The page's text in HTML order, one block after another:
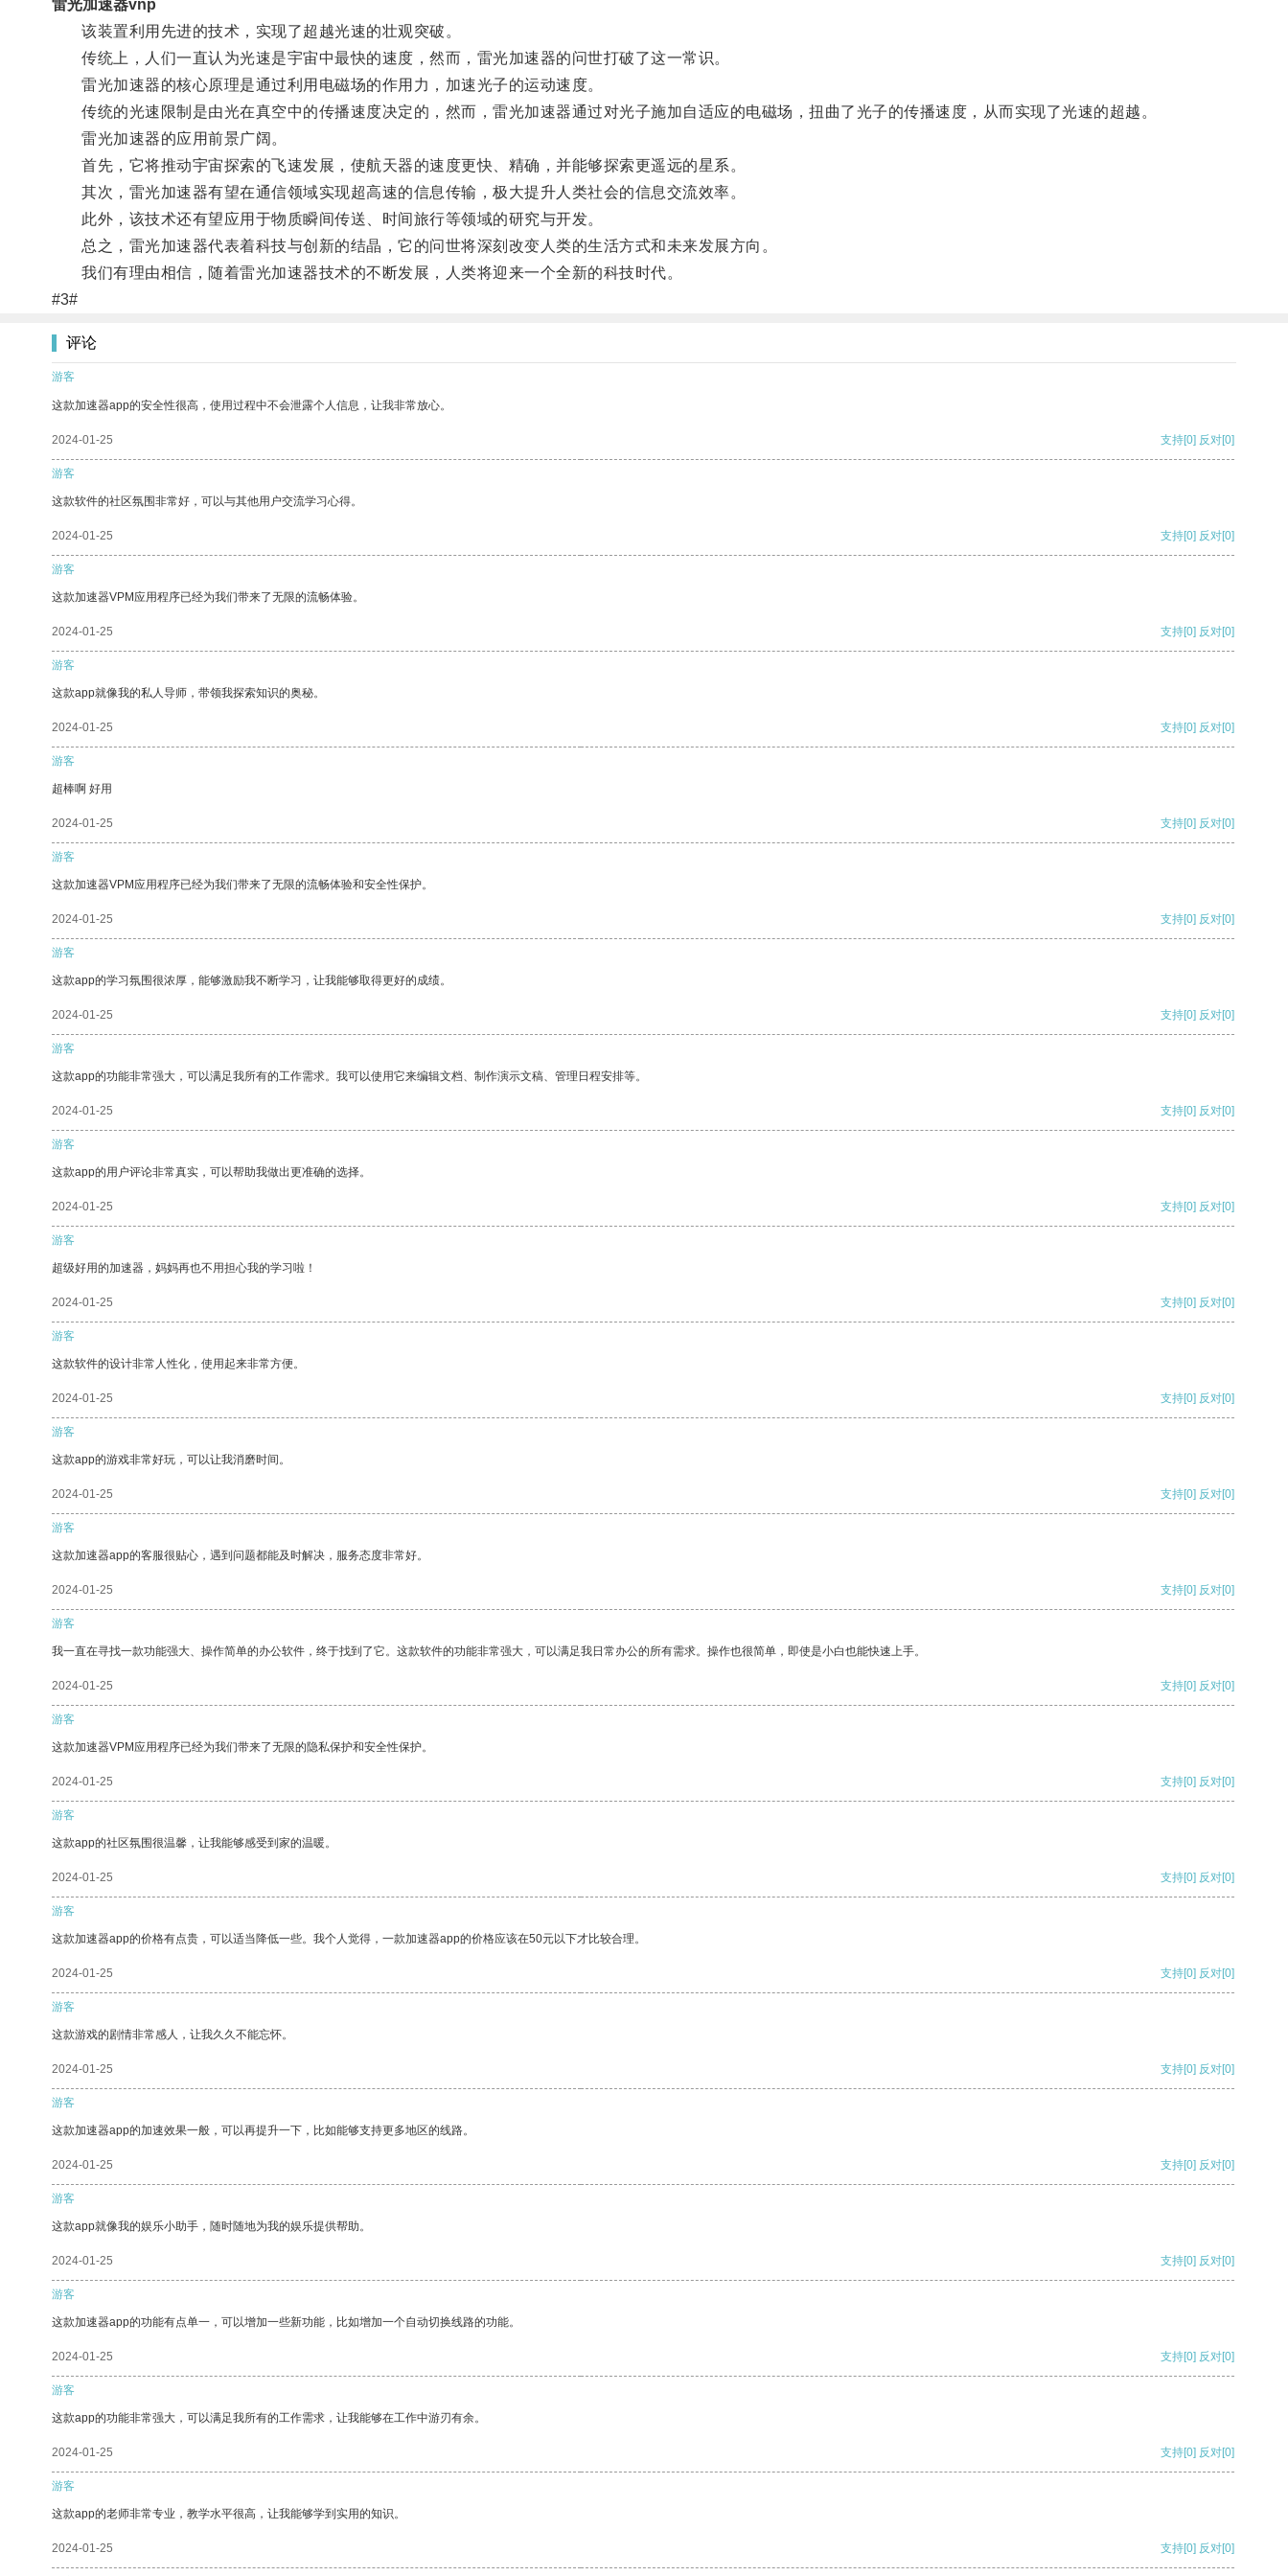
雷光加速器vnp
该装置利用先进的技术，实现了超越光速的壮观突破。
传统上，人们一直认为光速是宇宙中最快的速度，然而，雷光加速器的问世打破了这一常识。
雷光加速器的核心原理是通过利用电磁场的作用力，加速光子的运动速度。
传统的光速限制是由光在真空中的传播速度决定的，然而，雷光加速器通过对光子施加自适应的电磁场，扭曲了光子的传播速度，从而实现了光速的超越。
雷光加速器的应用前景广阔。
首先，它将推动宇宙探索的飞速发展，使航天器的速度更快、精确，并能够探索更遥远的星系。
其次，雷光加速器有望在通信领域实现超高速的信息传输，极大提升人类社会的信息交流效率。
此外，该技术还有望应用于物质瞬间传送、时间旅行等领域的研究与开发。
总之，雷光加速器代表着科技与创新的结晶，它的问世将深刻改变人类的生活方式和未来发展方向。
我们有理由相信，随着雷光加速器技术的不断发展，人类将迎来一个全新的科技时代。
#3#
评论
游客
这款加速器app的安全性很高，使用过程中不会泄露个人信息，让我非常放心。
2024-01-25 支持[0] 反对[0]
游客
这款软件的社区氛围非常好，可以与其他用户交流学习心得。
2024-01-25 支持[0] 反对[0]
游客
这款加速器VPM应用程序已经为我们带来了无限的流畅体验。
2024-01-25 支持[0] 反对[0]
游客
这款app就像我的私人导师，带领我探索知识的奥秘。
2024-01-25 支持[0] 反对[0]
游客
超棒啊 好用
2024-01-25 支持[0] 反对[0]
游客
这款加速器VPM应用程序已经为我们带来了无限的流畅体验和安全性保护。
2024-01-25 支持[0] 反对[0]
游客
这款app的学习氛围很浓厚，能够激励我不断学习，让我能够取得更好的成绩。
2024-01-25 支持[0] 反对[0]
游客
这款app的功能非常强大，可以满足我所有的工作需求。我可以使用它来编辑文档、制作演示文稿、管理日程安排等。
2024-01-25 支持[0] 反对[0]
游客
这款app的用户评论非常真实，可以帮助我做出更准确的选择。
2024-01-25 支持[0] 反对[0]
游客
超级好用的加速器，妈妈再也不用担心我的学习啦！
2024-01-25 支持[0] 反对[0]
游客
这款软件的设计非常人性化，使用起来非常方便。
2024-01-25 支持[0] 反对[0]
游客
这款app的游戏非常好玩，可以让我消磨时间。
2024-01-25 支持[0] 反对[0]
游客
这款加速器app的客服很贴心，遇到问题都能及时解决，服务态度非常好。
2024-01-25 支持[0] 反对[0]
游客
我一直在寻找一款功能强大、操作简单的办公软件，终于找到了它。这款软件的功能非常强大，可以满足我日常办公的所有需求。操作也很简单，即使是小白也能快速上手。
2024-01-25 支持[0] 反对[0]
游客
这款加速器VPM应用程序已经为我们带来了无限的隐私保护和安全性保护。
2024-01-25 支持[0] 反对[0]
游客
这款app的社区氛围很温馨，让我能够感受到家的温暖。
2024-01-25 支持[0] 反对[0]
游客
这款加速器app的价格有点贵，可以适当降低一些。我个人觉得，一款加速器app的价格应该在50元以下才比较合理。
2024-01-25 支持[0] 反对[0]
游客
这款游戏的剧情非常感人，让我久久不能忘怀。
2024-01-25 支持[0] 反对[0]
游客
这款加速器app的加速效果一般，可以再提升一下，比如能够支持更多地区的线路。
2024-01-25 支持[0] 反对[0]
游客
这款app就像我的娱乐小助手，随时随地为我的娱乐提供帮助。
2024-01-25 支持[0] 反对[0]
游客
这款加速器app的功能有点单一，可以增加一些新功能，比如增加一个自动切换线路的功能。
2024-01-25 支持[0] 反对[0]
游客
这款app的功能非常强大，可以满足我所有的工作需求，让我能够在工作中游刃有余。
2024-01-25 支持[0] 反对[0]
游客
这款app的老师非常专业，教学水平很高，让我能够学到实用的知识。
2024-01-25 支持[0] 反对[0]